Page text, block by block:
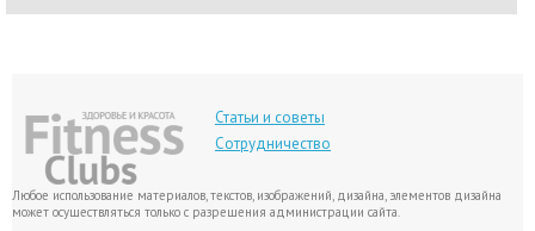
Статьи и советы
Сотрудничество
Любое использование материалов, текстов, изображений, дизайна, элементов дизайна
может осуществляться только с разрешения администрации сайта.